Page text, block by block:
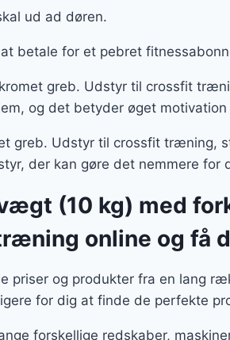
ud ad døren.
betale for et pebret
greb. Udstyr til crossfit
og det betyder øget
greb. Udstyr til crossfit
der kan gøre det nemmere for
(10 kg) med
online og få
priser og produkter fra en lang
for dig at finde de perfekte
forskellige redskaber,